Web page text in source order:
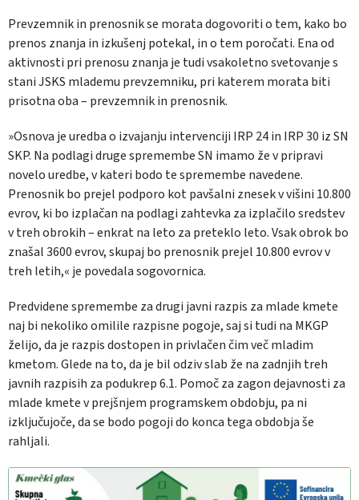
Prevzemnik in prenosnik se morata dogovoriti o tem, kako bo
prenos znanja in izkušenj potekal, in o tem poročati. Ena od
aktivnosti pri prenosu znanja je tudi vsakoletno svetovanje s
stani JSKS mlademu prevzemniku, pri katerem morata biti
prisotna oba – prevzemnik in prenosnik.
»Osnova je uredba o izvajanju intervenciji IRP 24 in IRP 30 iz SN
SKP. Na podlagi druge spremembe SN imamo že v pripravi
novelo uredbe, v kateri bodo te spremembe navedene.
Prenosnik bo prejel podporo kot pavšalni znesek v višini 10.800
evrov, ki bo izplačan na podlagi zahtevka za izplačilo sredstev
v treh obrokih – enkrat na leto za preteklo leto. Vsak obrok bo
znašal 3600 evrov, skupaj bo prenosnik prejel 10.800 evrov v
treh letih,« je povedala sogovornica.
Predvidene spremembe za drugi javni razpis za mlade kmete
naj bi nekoliko omilile razpisne pogoje, saj si tudi na MKGP
želijo, da je razpis dostopen in privlačen čim več mladim
kmetom. Glede na to, da je bil odziv slab že na zadnjih treh
javnih razpisih za podukrep 6.1. Pomoč za zagon dejavnosti za
mlade kmete v prejšnjem programskem obdobju, pa ni
izključujoče, da se bodo pogoji do konca tega obdobja še
rahljali.